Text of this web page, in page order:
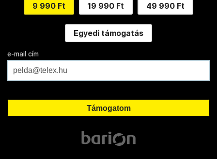
9 990 Ft 19 990 Ft 49 990 Ft
Egyedi támogatás
e-mail cím